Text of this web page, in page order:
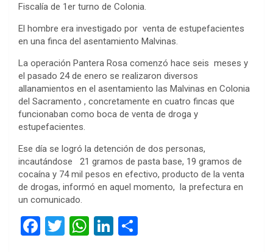
Fiscalía de 1er turno de Colonia.
El hombre era investigado por venta de estupefacientes
en una finca del asentamiento Malvinas.
La operación Pantera Rosa comenzó hace seis meses y
el pasado 24 de enero se realizaron diversos
allanamientos en el asentamiento las Malvinas en Colonia
del Sacramento , concretamente en cuatro fincas que
funcionaban como boca de venta de droga y
estupefacientes.
Ese día se logró la detención de dos personas,
incautándose 21 gramos de pasta base, 19 gramos de
cocaína y 74 mil pesos en efectivo, producto de la venta
de drogas, informó en aquel momento, la prefectura en
un comunicado.
F
T
W Li